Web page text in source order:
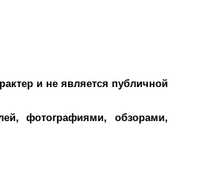
и не является публичной
фотографиями, обзорами,